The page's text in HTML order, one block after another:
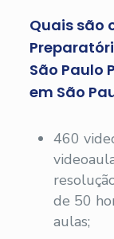
Quais são
São Paulo
em São
460
de 50
aulas;